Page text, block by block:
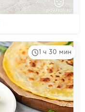
1 ч 30 мин